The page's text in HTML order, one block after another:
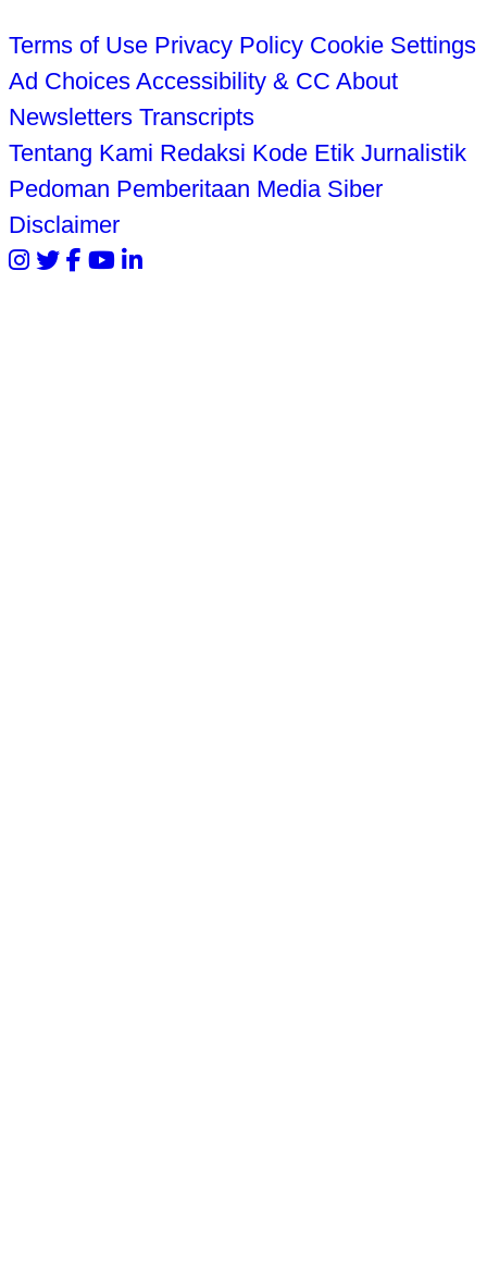
Terms of Use Privacy Policy Cookie Settings
Ad Choices Accessibility & CC About
Newsletters Transcripts
Tentang Kami Redaksi Kode Etik Jurnalistik
Pedoman Pemberitaan Media Siber
Disclaimer